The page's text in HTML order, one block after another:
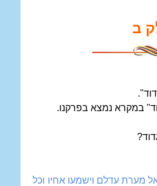
ב
במקרא נמצא בפרקנו.
מערת עדלם וישמעו אחיו וכל